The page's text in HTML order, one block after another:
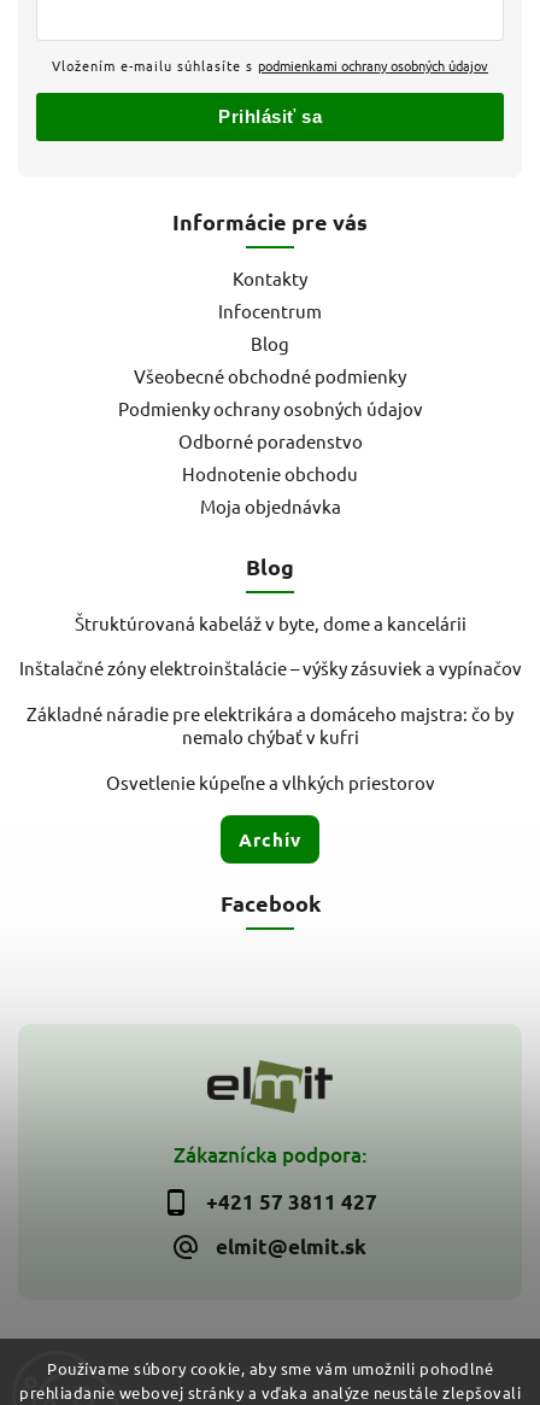
Používame súbory cookie, aby sme vám umožnili pohodlné
prehliadanie webovej stránky a vďaka analýze neustále zlepšovali
Zákaznícka podpora:
+421 57 3811 427
elmit@elmit.sk
Informácie pre vás
Kontakty
Infocentrum
Blog
Všeobecné obchodné podmienky
Podmienky ochrany osobných údajov
Odborné poradenstvo
Hodnotenie obchodu
Moja objednávka
Blog
Štruktúrovaná kabeláž v byte, dome a kancelárii
Inštalačné zóny elektroinštalácie – výšky zásuviek a vypínačov
Základné náradie pre elektrikára a domáceho majstra: čo by
nemalo chýbať v kufri
Osvetlenie kúpeľne a vlhkých priestorov
Archív
Vložením e-mailu súhlasíte s podmienkami ochrany osobných údajov
Prihlásiť sa
Facebook